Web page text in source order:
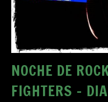
NOCHE DE
FIGHTERS –